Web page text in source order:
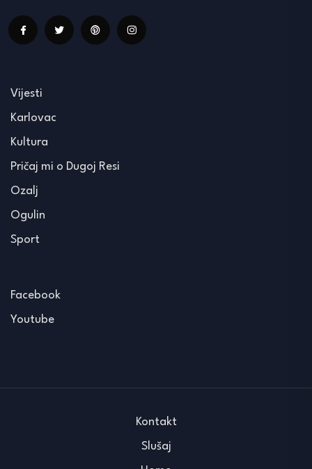
Vijesti
Karlovac
Kultura
Pričaj mi o Dugoj Resi
Ozalj
Ogulin
Sport
Facebook
Youtube
Kontakt
Slušaj